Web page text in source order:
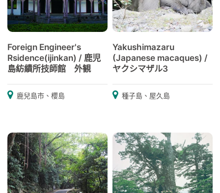
Foreign Engineer's
Rsidence(ijinkan) / 鹿児
島紡績所技師館 外観
鹿兒島市、櫻島
Yakushimazaru
(Japanese macaques) /
ヤクシマザル3
種子島、屋久島